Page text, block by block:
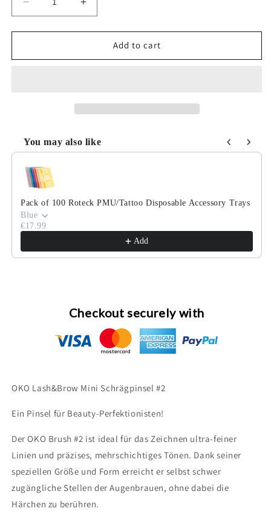
Decrease
quantity
for
Angled
Increase
quantity
for
Angled
Add to cart
You may also like
Use the Previous and Next buttons to navigate through
Pack of 100 Roteck PMU/Tattoo Disposable Accessory Trays
Blue
€17.99
Add
Checkout securely with
OKO Lash&Brow Mini Schrägpinsel #2
Ein Pinsel für Beauty-Perfektionisten!
Der OKO Brush #2 ist ideal für das Zeichnen ultra-feiner
Linien und präzises, mehrschichtiges Tönen. Dank seiner
speziellen Größe und Form erreicht er selbst schwer
zugängliche Stellen der Augenbrauen, ohne dabei die
Härchen zu berühren.